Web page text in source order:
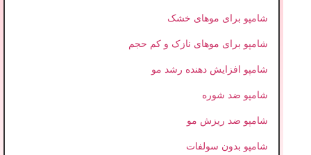
شامپو برای موهای خشک
شامپو برای موهای نازک و کم حجم
شامپو افزایش دهنده رشد مو
شامپو ضد شوره
شامپو ضد ریزش مو
شامپو بدون سولفات